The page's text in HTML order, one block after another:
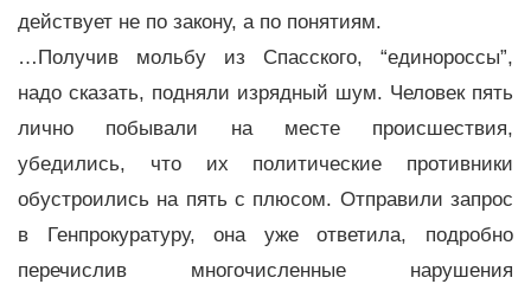
действует не по закону, а по понятиям.
…Получив мольбу из Спасского, “единороссы”,
надо сказать, подняли изрядный шум. Человек пять
лично побывали на месте происшествия,
убедились, что их политические противники
обустроились на пять с плюсом. Отправили запрос
в Генпрокуратуру, она уже ответила, подробно
перечислив многочисленные нарушения